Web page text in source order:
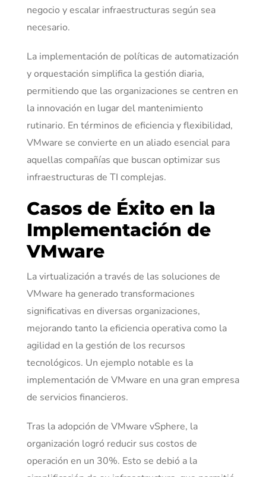
negocio y escalar infraestructuras según sea
necesario.
La implementación de políticas de automatización
y orquestación simplifica la gestión diaria,
permitiendo que las organizaciones se centren en
la innovación en lugar del mantenimiento
rutinario. En términos de eficiencia y flexibilidad,
VMware se convierte en un aliado esencial para
aquellas compañías que buscan optimizar sus
infraestructuras de TI complejas.
Casos de Éxito en la
Implementación de
VMware
La virtualización a través de las soluciones de
VMware ha generado transformaciones
significativas en diversas organizaciones,
mejorando tanto la eficiencia operativa como la
agilidad en la gestión de los recursos
tecnológicos. Un ejemplo notable es la
implementación de VMware en una gran empresa
de servicios financieros.
Tras la adopción de VMware vSphere, la
organización logró reducir sus costos de
operación en un 30%. Esto se debió a la